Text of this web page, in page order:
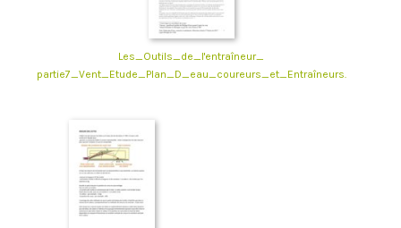
Les_Outils_de_l'entraîneur_
partie7_Vent_Etude_Plan_D_eau_coureurs_et_Entraîneurs.